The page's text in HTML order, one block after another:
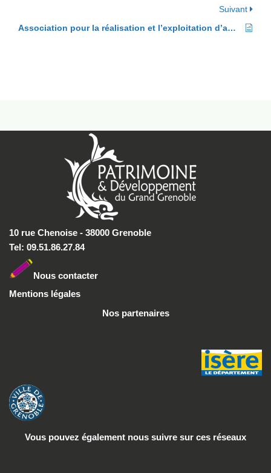
Suivant
Association pour la réalisation et l’exploitation d’autoroutes (AREA)
10 rue Chenoise - 38000 Grenoble
Tel: 09.51.86.27.84
Nous contacter
Mentions légales
Nos partenaires
Vous pouvez également nous suivre sur ces réseaux